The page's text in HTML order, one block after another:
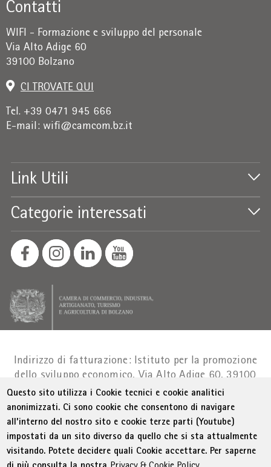
Contatti
WIFI - Formazione e sviluppo del personale
Via Alto Adige 60
39100 Bolzano
CI TROVATE QUI
Tel. +39 0471 945 666
E-mail: wifi@camcom.bz.it
Link Utili
Categorie interessati
Indirizzo di fatturazione: Istituto per la promozione
dello sviluppo economico, Via Alto Adige 60, 39100
BolzanoPart. IVA 01716880214|administration-
as@bz.legalmail.camcom.it
Menu Footer
© WIFI Colophon Privacy
Condizioni generali
Dichiarazione sull'accessibilità
Sitemap
Questo sito utilizza i Cookie tecnici e cookie analitici
anonimizzati. Ci sono cookie che consentono di navigare
all’interno del nostro sito e cookie terze parti (Youtube)
impostati da un sito diverso da quello che si sta attualmente
visitando. Potete decidere quali Cookie accettare. Per saperne